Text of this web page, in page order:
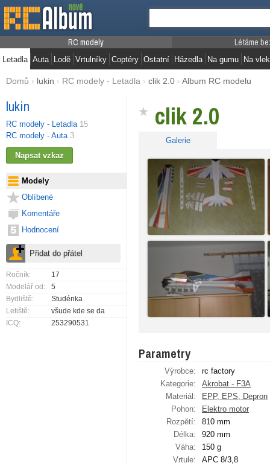
RC modely
Letadla Auta Lodě Vrtulníky Coptéry Ostatní
Létáme
Házedla Na gumu Na vlek
Domů › lukin › RC modely - Letadla › clik 2.0 › Album RC modelu
lukin
RC modely - Letadla 15
RC modely - Auta 3
Modely
Oblíbené
Komentáře
Hodnocení
Ročník:
17
Modelář od:
5
Bydliště:
Studénka
Letiště:
všude kde se da
ICQ:
253290531
clik 2.0
Galerie
Parametry
Výrobce:
rc factory
Kategorie:
Akrobat - F3A
Materiál:
EPP, EPS, Depron
Pohon:
Elektro motor
Rozpětí:
810 mm
Délka:
920 mm
Váha:
150 g
Vrtule:
APC 8/3,8